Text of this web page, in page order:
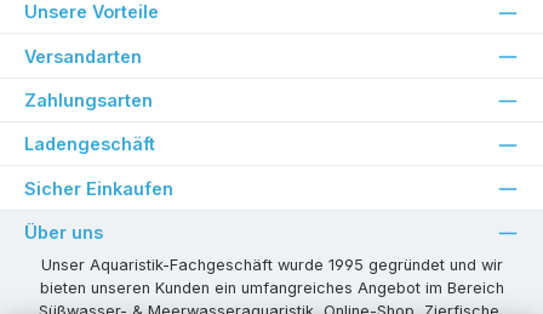
Unsere Vorteile
Versandarten
Zahlungsarten
Ladengeschäft
Sicher Einkaufen
Über uns
Unser Aquaristik-Fachgeschäft wurde 1995 gegründet und wir
bieten unseren Kunden ein umfangreiches Angebot im Bereich